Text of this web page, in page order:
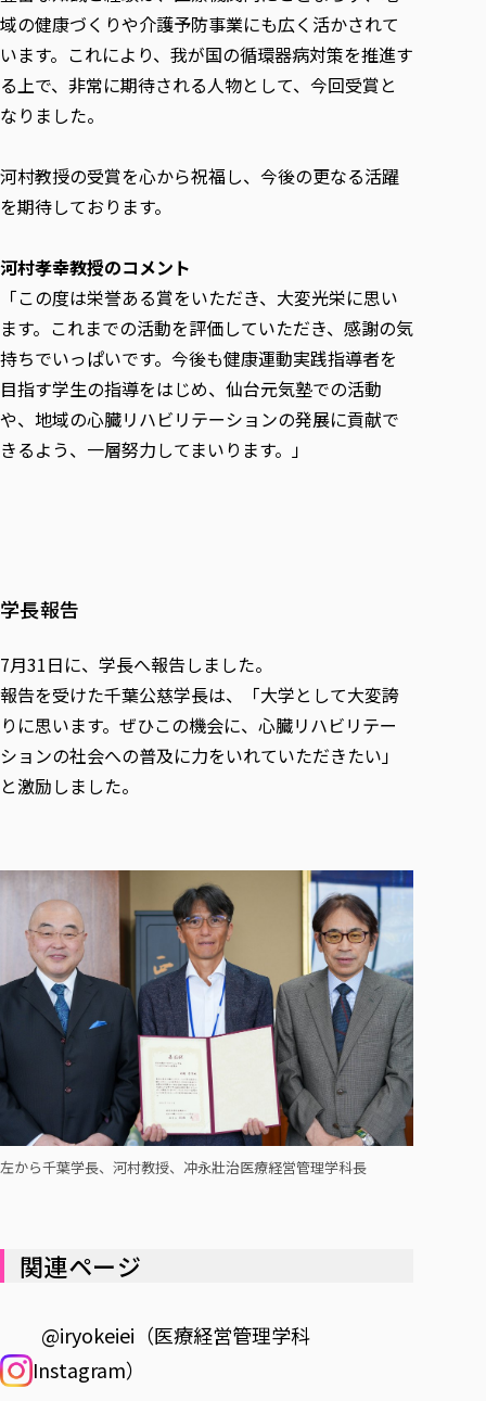
域の健康づくりや介護予防事業にも広く活かされて
います。これにより、我が国の循環器病対策を推進す
る上で、非常に期待される人物として、今回受賞と
なりました。
河村教授の受賞を心から祝福し、今後の更なる活躍
を期待しております。
河村孝幸教授のコメント
「この度は栄誉ある賞をいただき、大変光栄に思い
ます。これまでの活動を評価していただき、感謝の気
持ちでいっぱいです。今後も健康運動実践指導者を
目指す学生の指導をはじめ、仙台元気塾での活動
や、地域の心臓リハビリテーションの発展に貢献で
きるよう、一層努力してまいります。」
学長報告
7月31日に、学長へ報告しました。
報告を受けた千葉公慈学長は、「大学として大変誇
りに思います。ぜひこの機会に、心臓リハビリテー
ションの社会への普及に力をいれていただきたい」
と激励しました。
左から千葉学長、河村教授、冲永壯治医療経営管理学科長
関連ページ
@iryokeiei（医療経営管理学科
Instagram）